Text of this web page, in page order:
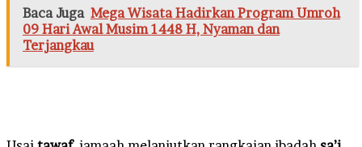
Baca Juga Mega Wisata Hadirkan Program Umroh
09 Hari Awal Musim 1448 H, Nyaman dan
Terjangkau